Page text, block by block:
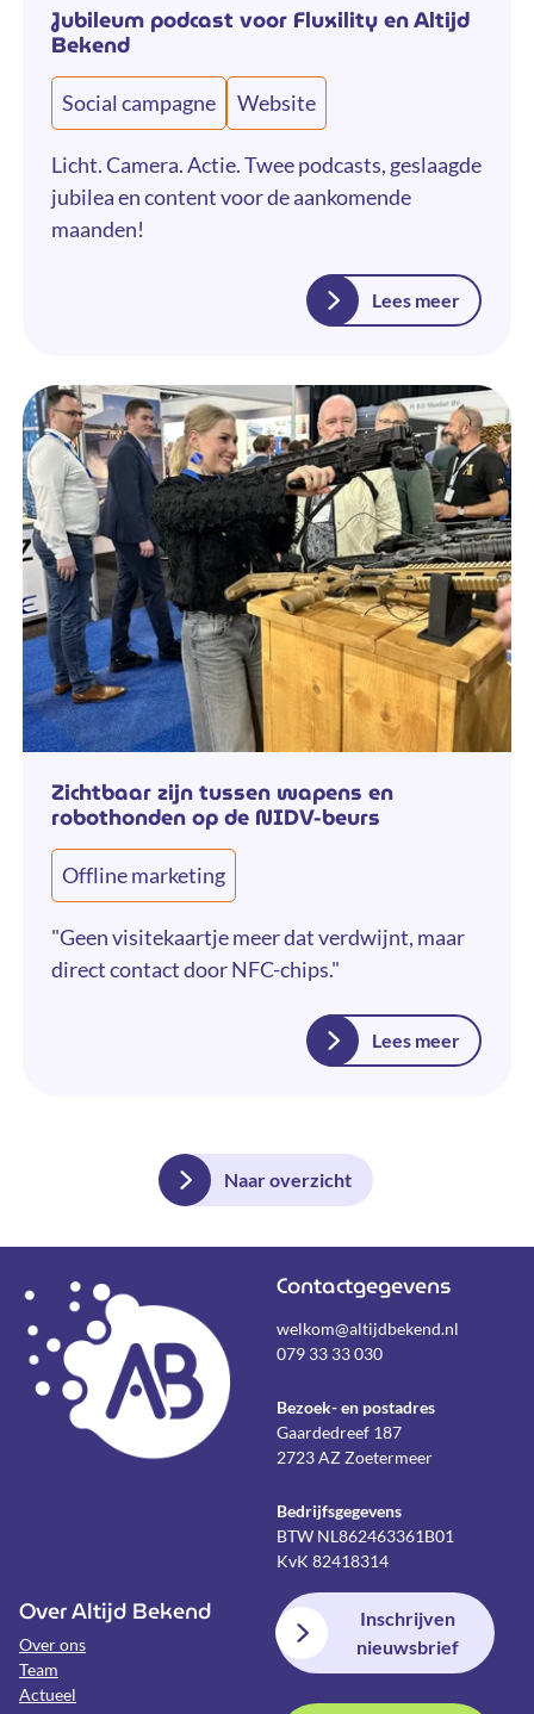
Jubileum podcast voor Fluxility en Altijd
Bekend
Social campagne Website
Licht. Camera. Actie. Twee podcasts, geslaagde
jubilea en content voor de aankomende
maanden!
Lees meer
Zichtbaar zijn tussen wapens en
robothonden op de NIDV-beurs
Offline marketing
"Geen visitekaartje meer dat verdwijnt, maar
direct contact door NFC-chips."
Lees meer
Naar overzicht
Contactgegevens
welkom@altijdbekend.nl
079 33 33 030
Bezoek- en postadres
Gaardedreef 187
2723 AZ Zoetermeer
Bedrijfsgegevens
BTW NL862463361B01
KvK 82418314
Over Altijd Bekend
Over ons
Team
Actueel
Inschrijven
nieuwsbrief